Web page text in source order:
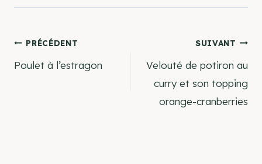
Navigation
PRÉCÉDENT
Poulet à l’estragon
SUIVANT
Velouté de potiron au
curry et son topping
orange-cranberries